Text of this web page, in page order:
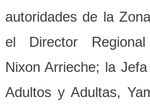
autoridades de la
el Director
Nixon Arrieche; la
Adultos y Adultas,